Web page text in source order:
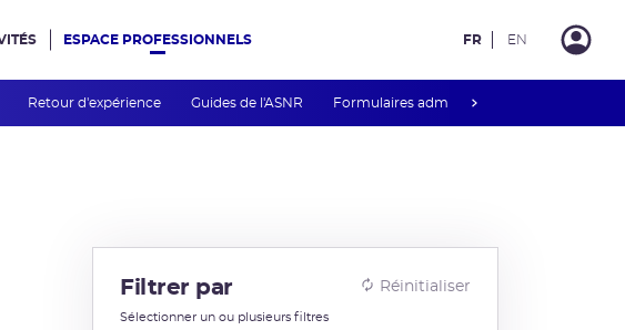
ESPACE PROFESSIONNELS
Retour d'expérience Guides de l'ASNR Formulaires administratifs
FR EN
Réinitialiser
Filtrer par
Sélectionner un ou plusieurs filtres